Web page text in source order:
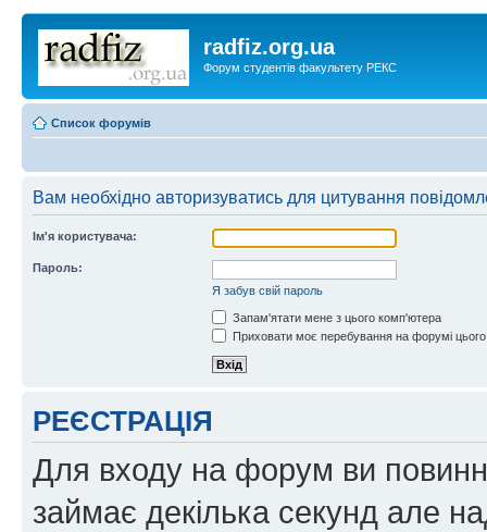
radfiz.org.ua
Форум студентів факультету РЕКС
Список форумів
Вам необхідно авторизуватись для цитування
Ім'я користувача:
Пароль:
Я забув свій пароль
Запам'ятати мене з цього комп'ютера
Приховати моє перебування на форумі
РЕЄСТРАЦІЯ
Для входу на форум ви
займає декілька секунд але